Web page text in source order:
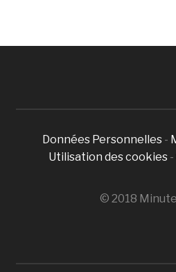
Données Personnelles -
Utilisation des cookies -
© 2018